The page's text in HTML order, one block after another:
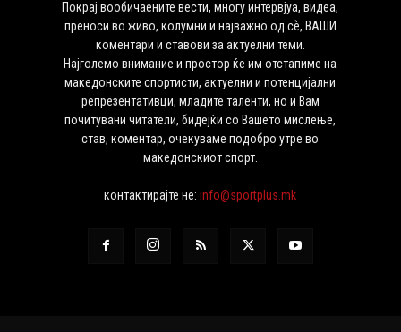
Покрај вообичаените вести, многу интервјуа, видеа,
преноси во живо, колумни и најважно од сѐ, ВАШИ
коментари и ставови за актуелни теми.
Најголемо внимание и простор ќе им отстапиме на
македонските спортисти, актуелни и потенцијални
репрезентативци, младите таленти, но и Вам
почитувани читатели, бидејќи со Вашето мислење,
став, коментар, очекуваме подобро утре во
македонскиот спорт.
контактирајте не:info@sportplus.mk